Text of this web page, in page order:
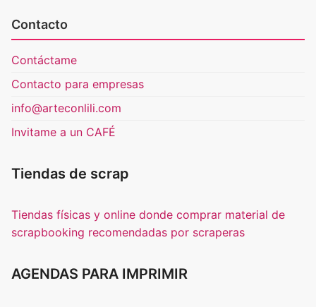
Contacto
Contáctame
Contacto para empresas
info@arteconlili.com
Invitame a un CAFÉ
Tiendas de scrap
Tiendas físicas y online donde comprar material de
scrapbooking recomendadas por scraperas
AGENDAS PARA IMPRIMIR